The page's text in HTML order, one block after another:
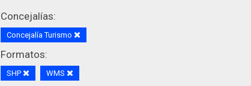
Concejalías:
Concejalía Turismo
Formatos:
SHP WMS